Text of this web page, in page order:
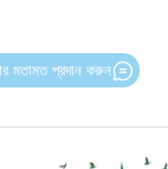
মতামত প্রদান করুন